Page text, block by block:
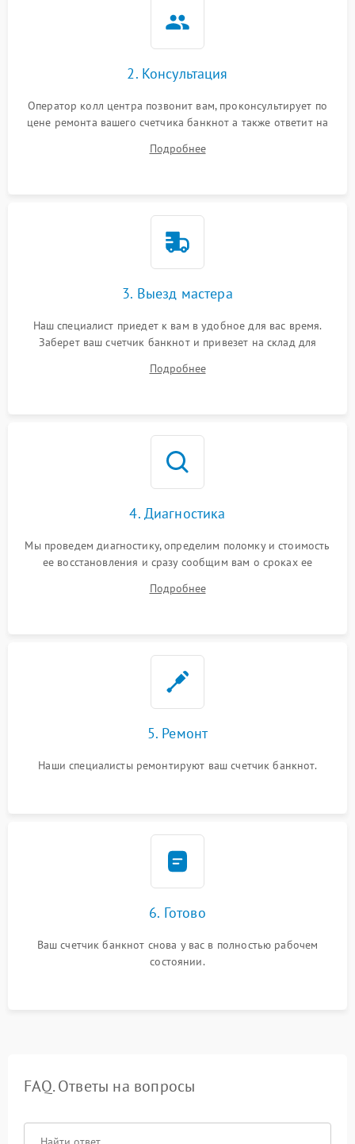
2. Консультация
Оператор колл центра позвонит вам, проконсультирует по
цене ремонта вашего счетчика банкнот а также ответит на
Подробнее
3. Выезд мастера
Наш специалист приедет к вам в удобное для вас время.
Заберет ваш счетчик банкнот и привезет на склад для
Подробнее
4. Диагностика
Мы проведем диагностику, определим поломку и стоимость
ее восстановления и сразу сообщим вам о сроках ее
Подробнее
5. Ремонт
Наши специалисты ремонтируют ваш счетчик банкнот.
6. Готово
Ваш счетчик банкнот снова у вас в полностью рабочем
состоянии.
FAQ. Ответы на вопросы